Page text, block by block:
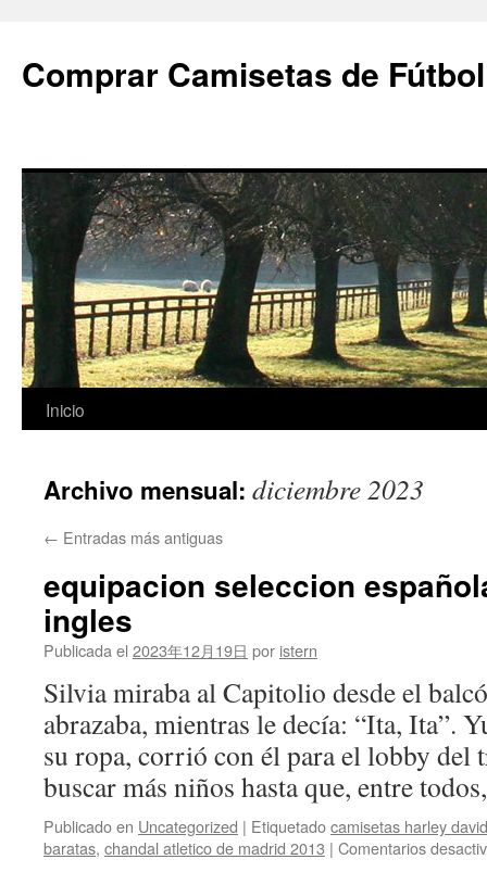
Comprar Camisetas de
Saltar
contenido
Inicio
Archivo mensual: diciembre 2023
← Entradas más antiguas
equipacion seleccion
ingles
Publicada el 2023年12月19日 por istern
Silvia miraba al Capitolio desde el
abrazaba, mientras le decía: “Ita, Ita”.
su ropa, corrió con él para el lobby del
buscar más niños hasta que, entre
Publicado en Uncategorized | Etiquetadocamisetas harley
baratas, chandal atletico de madrid 2013 | Comentarios